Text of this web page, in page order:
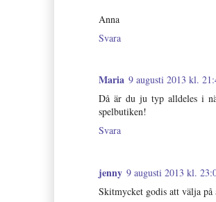
Anna
Svara
Maria 9 augusti 2013 kl.
Då är du ju typ alldeles i
spelbutiken!
Svara
jenny 9 augusti 2013 kl.
Skitmycket godis att välja på